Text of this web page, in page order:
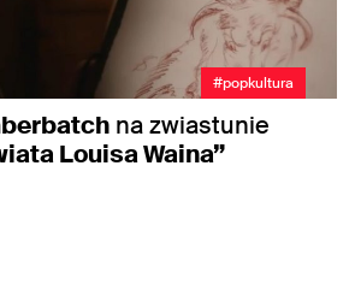
#popkultura
na zwiastunie
Louisa Waina”